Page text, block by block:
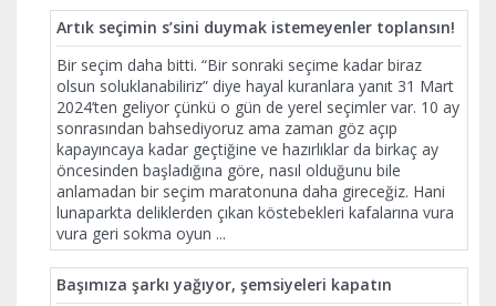
Artık seçimin s’sini duymak istemeyenler toplansın!
Bir seçim daha bitti. “Bir sonraki seçime kadar biraz
olsun soluklanabiliriz” diye hayal kuranlara yanıt 31 Mart
2024’ten geliyor çünkü o gün de yerel seçimler var. 10 ay
sonrasından bahsediyoruz ama zaman göz açıp
kapayıncaya kadar geçtiğine ve hazırlıklar da birkaç ay
öncesinden başladığına göre, nasıl olduğunu bile
anlamadan bir seçim maratonuna daha gireceğiz. Hani
lunaparkta deliklerden çıkan köstebekleri kafalarına vura
vura geri sokma oyun ...
Başımıza şarkı yağıyor, şemsiyeleri kapatın